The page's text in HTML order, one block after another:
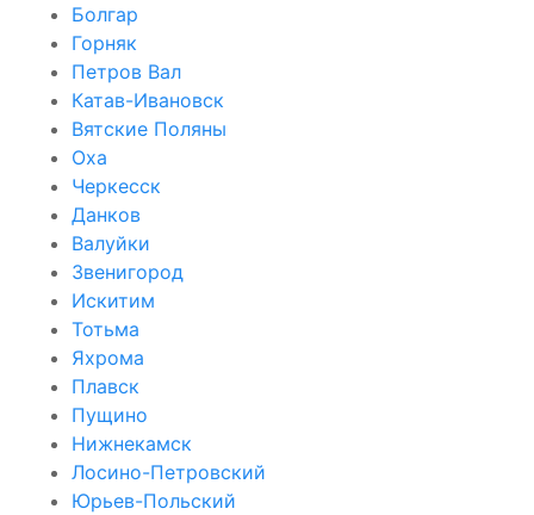
Болгар
Горняк
Петров Вал
Катав-Ивановск
Вятские Поляны
Оха
Черкесск
Данков
Валуйки
Звенигород
Искитим
Тотьма
Яхрома
Плавск
Пущино
Нижнекамск
Лосино-Петровский
Юрьев-Польский